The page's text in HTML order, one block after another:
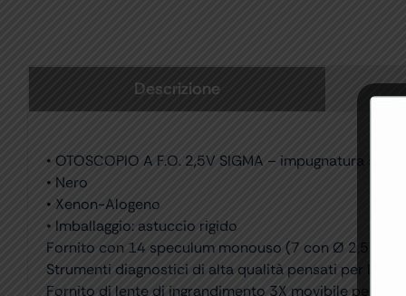
Descrizione
• OTOSCOPIO A F.O. 2,5V SIGMA – impugnatura
• Nero
• Xenon-Alogeno
• Imballaggio: astuccio rigido
Fornito con 14 speculum monouso (7 con Ø 2,5 mm,
Strumenti diagnostici di alta qualità pensati per
Fornito di lente di ingrandimento 3X movibile per